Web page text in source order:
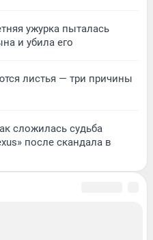
ужурка пыталась
и убила его
листья — три причины
сложилась судьба
после скандала в